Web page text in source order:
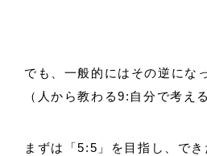
でも、一般的にはその逆にな
（人から教わる9:自分で考え
まずは「5:5」を目指し、で